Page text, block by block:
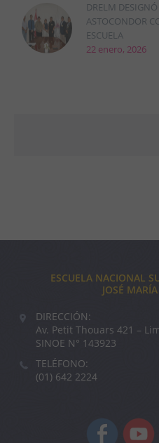
DRELM
ASTOCONDOR
ESCUELA
22 enero, 2026
ESCUELA NACIONAL
JOSÉ
DIRECCIÓN:
Av. Petit Thouars 421 –
SINOE N° 143923
TELÉFONO:
(01) 642 2224